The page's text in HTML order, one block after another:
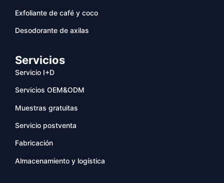
Exfoliante de café y coco
Desodorante de axilas
Servicios
Servicio I+D
Servicios OEM&ODM
Muestras gratuitas
Servicio postventa
Fabricación
Almacenamiento y logística